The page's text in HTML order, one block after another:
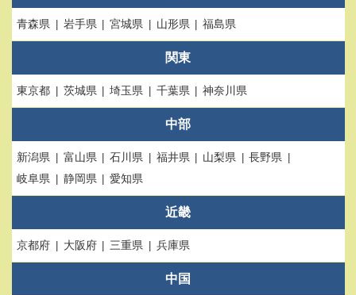
青森県 岩手県 宮城県 山形県 福島県
関東
東京都 茨城県 埼玉県 千葉県 神奈川県
中部
新潟県 富山県 石川県 福井県 山梨県
長野県
岐阜県
静岡県 愛知県
近畿
京都府 大阪府 三重県 兵庫県
中国